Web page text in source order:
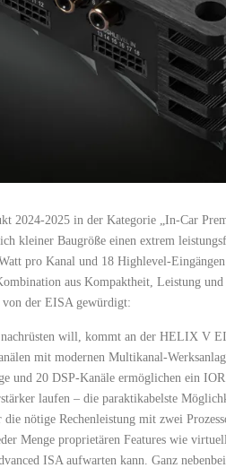
2024-2025 in der Kategorie „In-Car
kleiner Baugröße einen extrem
pro Kanal und 18 Highlevel-
aus Kompaktheit, Leistung
von der EISA gewürdigt:
nachrüsten will, kommt an der HELIX V
mit modernen Multikanal-
und 20 DSP-Kanäle ermöglichen ein
laufen – die paraktikabelste
nötige Rechenleistung mit zwei
Menge proprietären Features wie
ISA aufwarten kann. Ganz